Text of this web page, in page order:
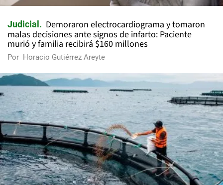
Judicial
Demoraron electrocardiograma y tomaron
malas decisiones ante signos de infarto: Paciente
murió y familia recibirá $160 millones
Por Horacio Gutiérrez Areyte